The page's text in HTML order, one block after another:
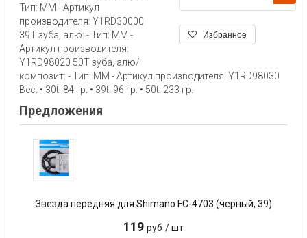
Избранное
Тип: MM - Артикул
производителя: Y1RD30000
39T зуба, алю: - Тип: MM -
Артикул производителя:
Y1RD98020 50T зуба, алю/
композит: - Тип: MM - Артикул производителя: Y1RD98030
Вес: • 30t: 84 гр. • 39t: 96 гр. • 50t: 233 гр.
Предложения
Звезда передняя для Shimano FC-4703 (черный, 39)
119 руб / шт